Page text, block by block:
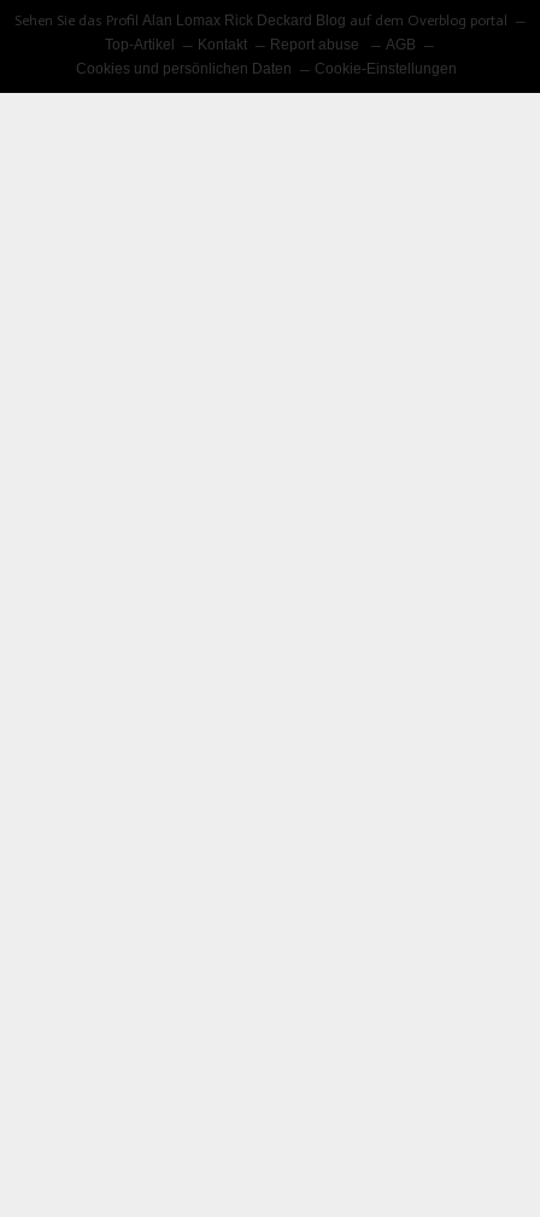
LOMAX-
DECKARD.DE
27.10.2018 VON 18 -
Sehen Sie das Profil Alan Lomax Rick Deckard Blog auf dem Overblog portal
Top-Artikel
Kontakt Report abuse
AGB
Cookies und persönlichen Daten
Cookie-Einstellungen